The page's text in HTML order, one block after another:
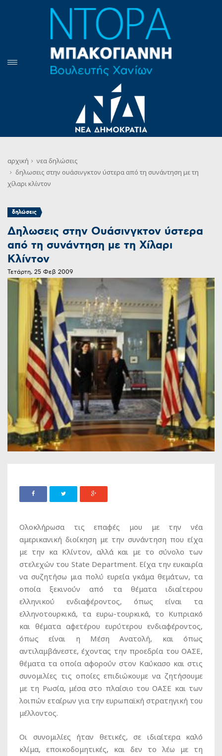
αρχική νεα δηλώσεις
δηλωσεις στην ουάσινγκτον ύστερα από τη συνάντηση με τη
χίλαρι κλίντον
δηλώσεις
Δηλωσεις στην Ουάσινγκτον ύστερα
από τη συνάντηση με τη Χίλαρι
Κλίντον
Τετάρτη, 25 Φεβ 2009
Ολοκλήρωσα τις επαφές μου με την νέα
αμερικανική διοίκηση με την συνάντηση που είχα
με την κα Κλίντον, αλλά και με το σύνολο των
στελεχών του State Department. Είχα την ευκαιρία
να συζητήσω μια πολύ ευρεία γκάμα θεμάτων, τα
οποία ξεκινούν από τα θέματα ιδιαίτερου
ελληνικού ενδιαφέροντος, όπως είναι τα
ελληνοτουρκικά, τα ευρω-τουρκικά, το Κυπριακό
και θέματα αφετέρου ευρύτερου ενδιαφέροντος,
όπως είναι η Μέση Ανατολή, και όπως
αντιλαμβάνεστε, έχοντας την προεδρία του ΟΑΣΕ,
θέματα τα οποία αφορούν στον Καύκασο και στις
συνομιλίες τις οποίες επιδιώκουμε να ζητήσουμε
με τη Ρωσία, μέσα στο πλαίσιο του ΟΑΣΕ και των
λοιπών εταίρων για την ευρωπαϊκή στρατηγική του
μέλλοντος.
Οι συνομιλίες ήταν θετικές, σε ιδιαίτερα καλό
κλίμα, εποικοδομητικές, και δεν το λέω με τη